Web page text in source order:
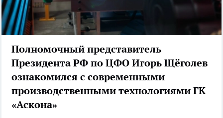
Полномочный представитель
Президента РФ по ЦФО Игорь Щёголев
ознакомился с современными
производственными технологиями ГК
«Аскона»